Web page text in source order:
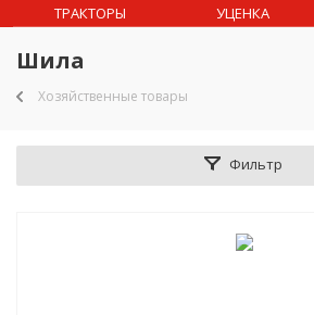
ТРАКТОРЫ УЦЕНКА
Шила
Хозяйственные товары
Фильтр